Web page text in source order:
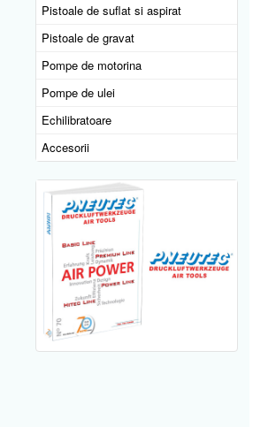
Pistoale de suflat si aspirat
Pistoale de gravat
Pompe de motorina
Pompe de ulei
Echilibratoare
Accesorii